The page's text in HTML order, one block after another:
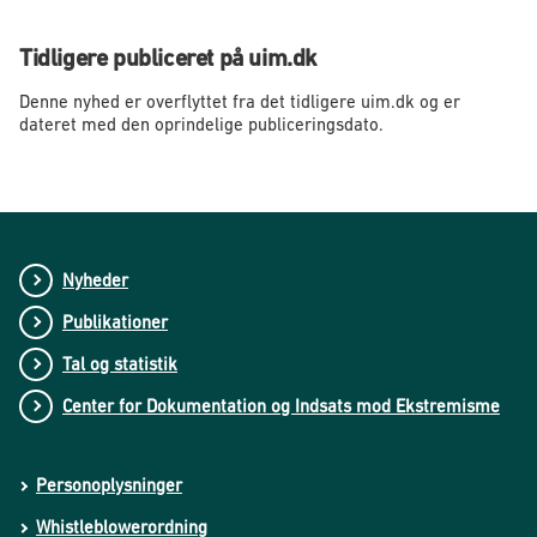
Tidligere publiceret på uim.dk
Denne nyhed er overflyttet fra det tidligere uim.dk og er
dateret med den oprindelige publiceringsdato.
Nyheder
Publikationer
Tal og statistik
Center for Dokumentation og Indsats mod Ekstremisme
Personoplysninger
Whistleblowerordning